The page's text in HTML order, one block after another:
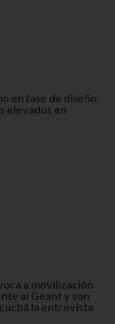
en fase de diseño
elevados en
a movilización
al Geant y son
la entrevista